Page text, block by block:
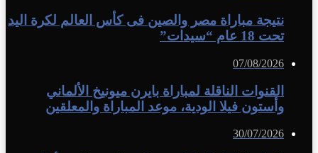
نتيجة مباراة مصر والصين فى كأس العالم لكرة اليد
تحت 18 عام “سيدات”
07/08/2026
القنوات الناقلة لمباراة بايرن ميونيخ الألماني
وأستون فيلا الودية، موعد المباراة والمعلقين
30/07/2026